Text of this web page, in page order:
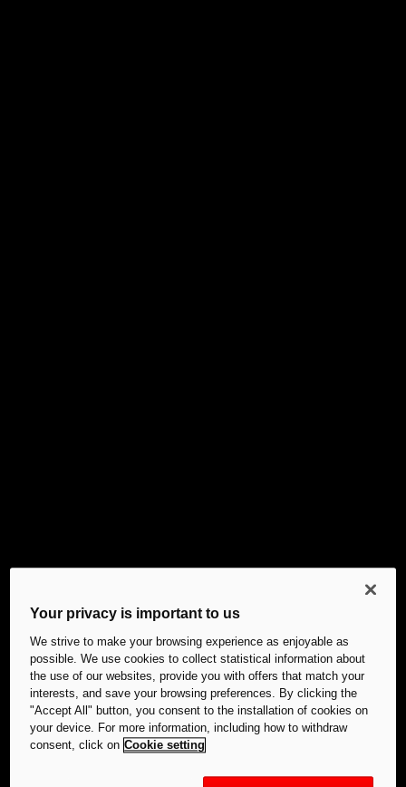
Your privacy is important to us
We strive to make your browsing experience as enjoyable as
possible. We use cookies to collect statistical information about
the use of our websites, provide you with offers that match your
interests, and save your browsing preferences. By clicking the
"Accept All" button, you consent to the installation of cookies on
your device. For more information, including how to withdraw
consent, click on Cookie setting